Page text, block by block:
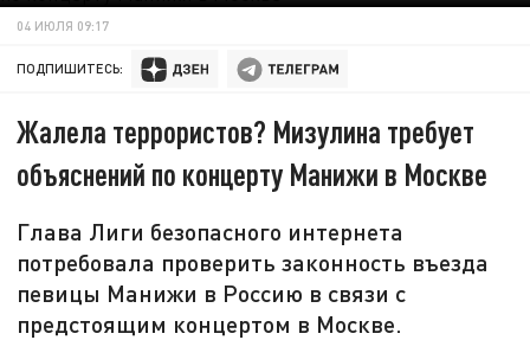
04 ИЮЛЯ 09:17
ПОДПИШИТЕСЬ:
Жалела террористов? Мизулина требует
объяснений по концерту Манижи в Москве
Глава Лиги безопасного интернета
потребовала проверить законность въезда
певицы Манижи в Россию в связи с
предстоящим концертом в Москве.